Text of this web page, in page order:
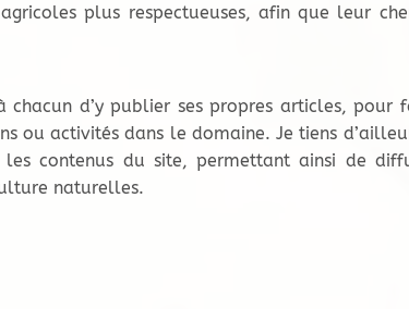
plus respectueuses, afin que leur
d’y publier ses propres articles, pour
ou activités dans le domaine. Je tiens
contenus du site, permettant ainsi de
naturelles.